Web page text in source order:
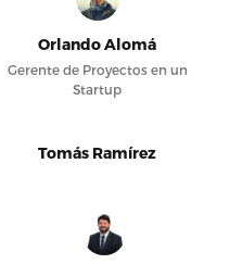
Orlando Alomá
Gerente de Proyectos en un
Startup
Tomás Ramírez